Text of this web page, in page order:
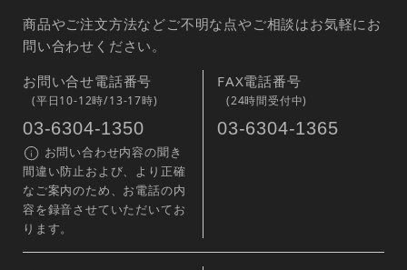
商品やご注文方法などご不明な点やご相談はお気軽にお
問い合わせください。
お問い合せ電話番号
(平日10-12時/13-17時)
03-6304-1350
お問い合わせ内容の聞き
間違い防止および、より正確
なご案内のため、お電話の内
容を録音させていただいてお
ります。
FAX電話番号
(24時間受付中)
03-6304-1365